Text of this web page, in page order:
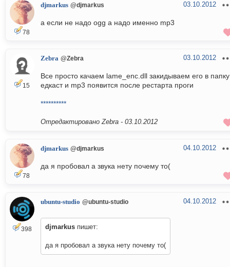
78
djmarkus @djmarkus 03.10.2012
а если не надо ogg а надо именно mp3
15
Zebra @Zebra 03.10.2012
Все просто качаем lame_enc.dll закидываем его в
едкаст и mp3 появится после рестарта проги
**********
Отредактировано Zebra - 03.10.2012
78
djmarkus @djmarkus 04.10.2012
да я пробовал а звука нету почему то(
398
ubuntu-studio @ubuntu-studio 04.10.2012
djmarkus пишет:
да я пробовал а звука нету почему то(